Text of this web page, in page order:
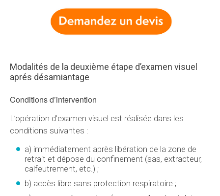
Modalités de la deuxième étape d’examen visuel
aprés désamiantage
Conditions d’intervention
L’opération d’examen visuel est réalisée dans les
conditions suivantes :
a) immédiatement après libération de la zone de
retrait et dépose du confinement (sas, extracteur,
calfeutrement, etc.) ;
b) accès libre sans protection respiratoire ;